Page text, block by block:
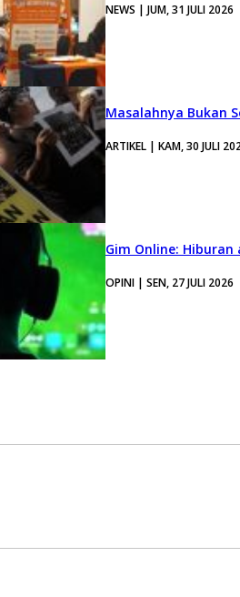
NEWS | JUM, 31 JULI 2026
Masalahnya Bukan
ARTIKEL | KAM, 30 JULI
Gim Online:
OPINI | SEN, 27 JULI 2026